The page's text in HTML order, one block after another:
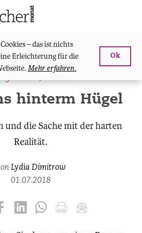
– das ist nichts
Erleichterung für die
Mehr erfahren.
Ok
«Übersetzen»
hinterm Hügel
und die Sache mit der harten
Realität.
Lydia Dimitrow
01.07.2018
liken teilen teilen drucken